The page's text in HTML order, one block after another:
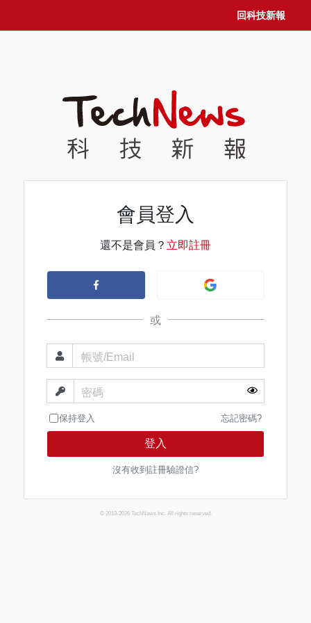
回科技新報
會員登入
還不是會員？ 立即註冊
或
帳號/Email
密碼
保持登入 忘記密碼?
登入
沒有收到註冊驗證信?
© 2013-2026 TechNews Inc. All rights reserved.